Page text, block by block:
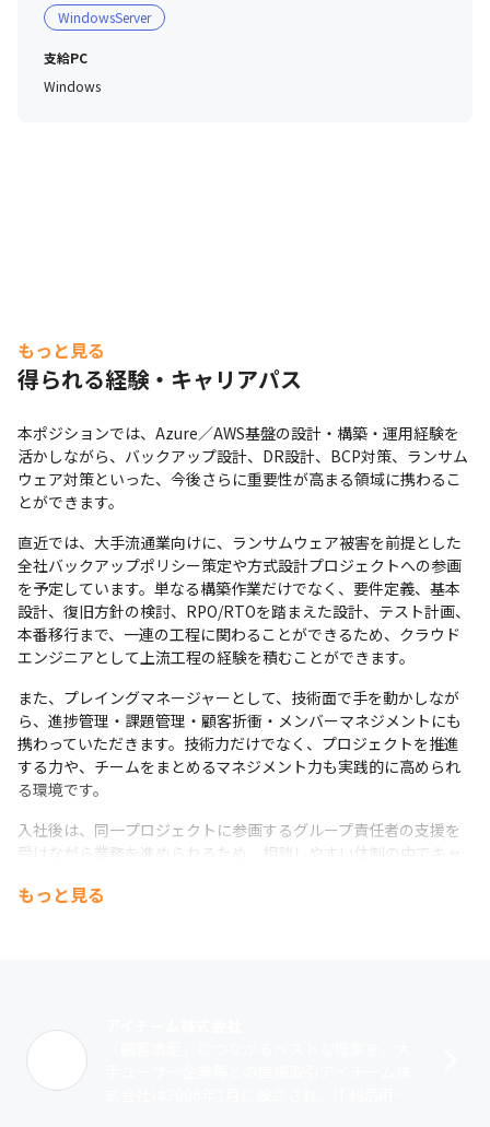
WindowsServer
支給PC
Windows
もっと見る
得られる経験・キャリアパス
本ポジションでは、Azure／AWS基盤の設計・構築・運用経験を
活かしながら、バックアップ設計、DR設計、BCP対策、ランサム
ウェア対策といった、今後さらに重要性が高まる領域に携わるこ
とができます。
直近では、大手流通業向けに、ランサムウェア被害を前提とした
全社バックアップポリシー策定や方式設計プロジェクトへの参画
を予定しています。単なる構築作業だけでなく、要件定義、基本
設計、復旧方針の検討、RPO/RTOを踏まえた設計、テスト計画、
本番移行まで、一連の工程に関わることができるため、クラウド
エンジニアとして上流工程の経験を積むことができます。
また、プレイングマネージャーとして、技術面で手を動かしなが
ら、進捗管理・課題管理・顧客折衝・メンバーマネジメントにも
携わっていただきます。技術力だけでなく、プロジェクトを推進
する力や、チームをまとめるマネジメント力も実践的に高められ
る環境です。
入社後は、同一プロジェクトに参画するグループ責任者の支援を
受けながら業務を進められるため、相談しやすい体制の中でキャ
盤の高度化、セキュリティ・バックアップ・DR領域の専門性強
リアを築いていきたい方に適したポジションです。
もっと見る